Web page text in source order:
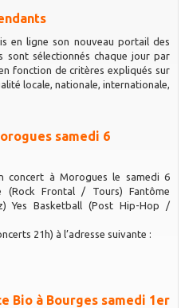
en ligne son nouveau portail des
sont sélectionnés chaque jour par
fonction de critères expliqués sur
locale, nationale, internationale,
samedi 6
concert à Morogues le samedi 6
(Rock Frontal / Tours) Fantôme
Yes Basketball (Post Hip-Hop /
21h) à l’adresse suivante :
Bio à Bourges samedi 1er